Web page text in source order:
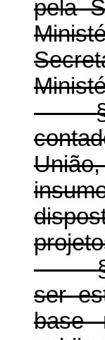
pela
§ 3º
§ 4º
ser
base